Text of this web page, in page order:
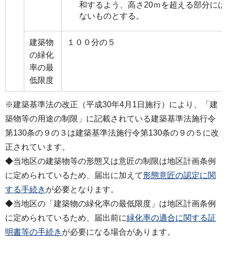
和するよう、高さ20ｍを超える部分に
ないものとする。
建築物
の緑化
率の最
低限度
１００分の５
※建築基準法の改正（平成30年4月1日施行）により、「建
築物等の用途の制限」に記載されている建築基準法施行令
第130条の９の３は建築基準法施行令第130条の９の５に改
正されています。
◆当地区の建築物等の形態又は意匠の制限は地区計画条例
に定められているため、届出に加えて形態意匠の認定に関
する手続き が必要となります。
◆当地区の「建築物の緑化率の最低限度」は地区計画条例
に定められているため、届出前に緑化率の適合に関する証
明書等の手続き が必要になる場合があります。